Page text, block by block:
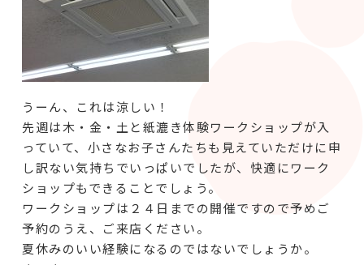
うーん、これは涼しい！
先週は木・金・土と紙漉き体験ワークショップが入
っていて、小さなお子さんたちも見えていただけに申
し訳ない気持ちでいっぱいでしたが、快適にワーク
ショップもできることでしょう。
ワークショップは２４日までの開催ですので予めご
予約のうえ、ご来店ください。
夏休みのいい経験になるのではないでしょうか。